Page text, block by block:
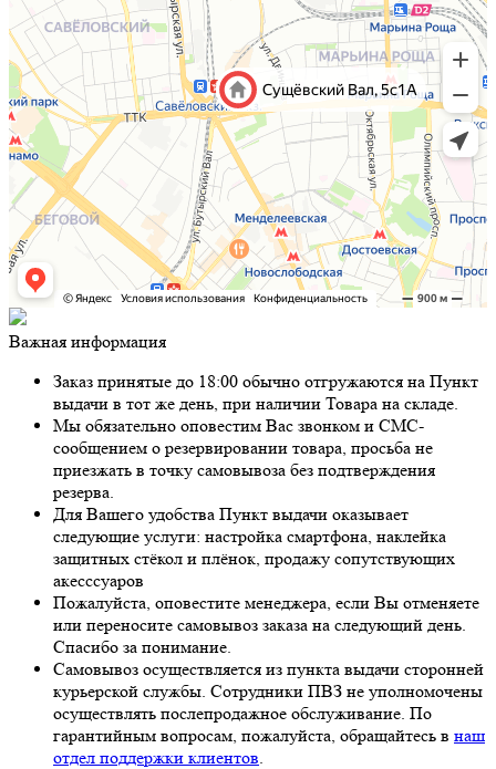
Важная информация
Заказ принятые до 18:00 обычно отгружаются на Пункт
выдачи в тот же день, при наличии Товара на складе.
Мы обязательно оповестим Вас звонком и СМС-
сообщением о резервировании товара, просьба не
приезжать в точку самовывоза без подтверждения
резерва.
Для Вашего удобства Пункт выдачи оказывает
следующие услуги: настройка смартфона, наклейка
защитных стёкол и плёнок, продажу сопутствующих
акесссуаров
Пожалуйста, оповестите менеджера, если Вы отменяете
или переносите самовывоз заказа на следующий день.
Спасибо за понимание.
Самовывоз осуществляется из пункта выдачи сторонней
курьерской службы. Сотрудники ПВЗ не уполномочены
осуществлять послепродажное обслуживание. По
гарантийным вопросам, пожалуйста, обращайтесь в наш
отдел поддержки клиентов.